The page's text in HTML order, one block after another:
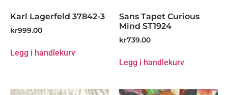
Karl Lagerfeld 37842-3
kr999.00
Legg i handlekurv
Sans Tapet Curious
Mind ST1924
kr739.00
Legg i handlekurv